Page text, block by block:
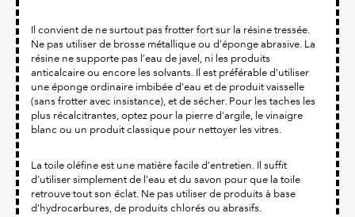
Il convient de ne surtout pas frotter fort sur la résine tressée.
Ne pas utiliser de brosse métallique ou d’éponge abrasive. La
résine ne supporte pas l’eau de javel, ni les produits
anticalcaire ou encore les solvants. Il est préférable d’utiliser
une éponge ordinaire imbibée d’eau et de produit vaisselle
(sans frotter avec insistance), et de sécher. Pour les taches les
plus récalcitrantes, optez pour la pierre d'argile, le vinaigre
blanc ou un produit classique pour nettoyer les vitres.
La toile oléfine est une matière facile d’entretien. Il suffit
d’utiliser simplement de l’eau et du savon pour que la toile
retrouve tout son éclat. Ne pas utiliser de produits à base
d’hydrocarbures, de produits chlorés ou abrasifs.